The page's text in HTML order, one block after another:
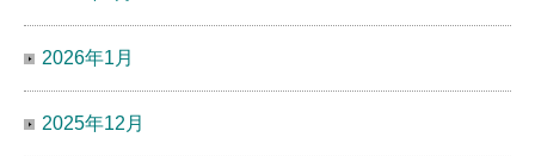
2026年1月
2025年12月